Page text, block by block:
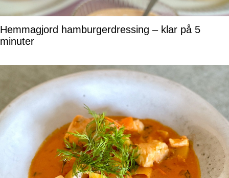
Hemmagjord hamburgerdressing – klar på 5
minuter